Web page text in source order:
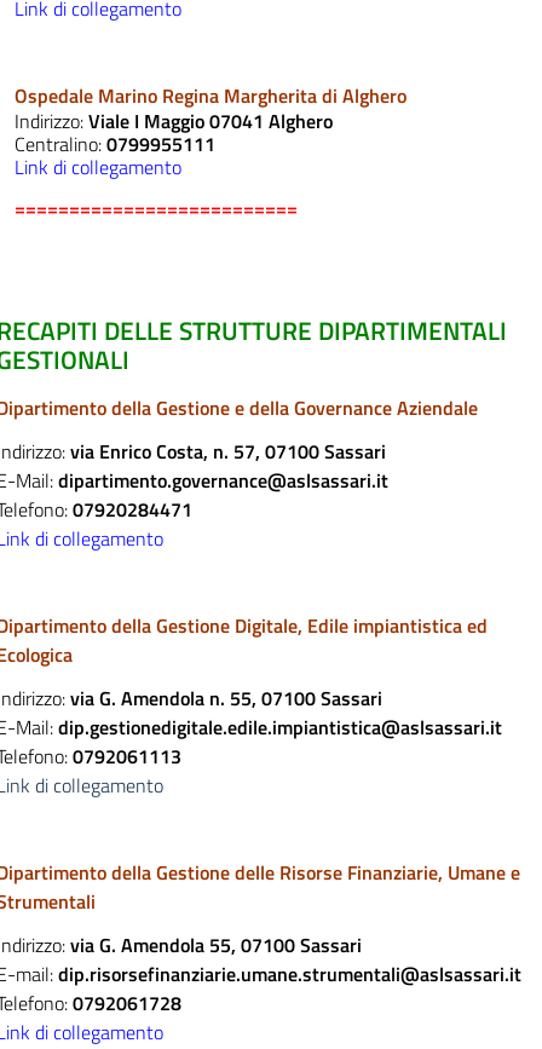
Link di collegamento
Ospedale Marino Regina Margherita di Alghero
Indirizzo:Viale I Maggio 07041 Alghero
Centralino:0799955111
Link di collegamento
==========================
DELLE STRUTTURE DIPARTIMENTALI
della Gestione e della Governance Aziendale
via Enrico Costa, n. 57, 07100 Sassari
Mail:dipartimento.governance@aslsassari.it
07920284471
di collegamento
della Gestione Digitale, Edile impiantistica ed
via G. Amendola n. 55, 07100 Sassari
Mail:dip.gestionedigitale.edile.impiantistica@aslsassari.it
0792061113
di collegamento
della Gestione delle Risorse Finanziarie, Umane e
via G. Amendola 55, 07100 Sassari
mail:dip.risorsefinanziarie.umane.strumentali@aslsassari.it
0792061728
di collegamento